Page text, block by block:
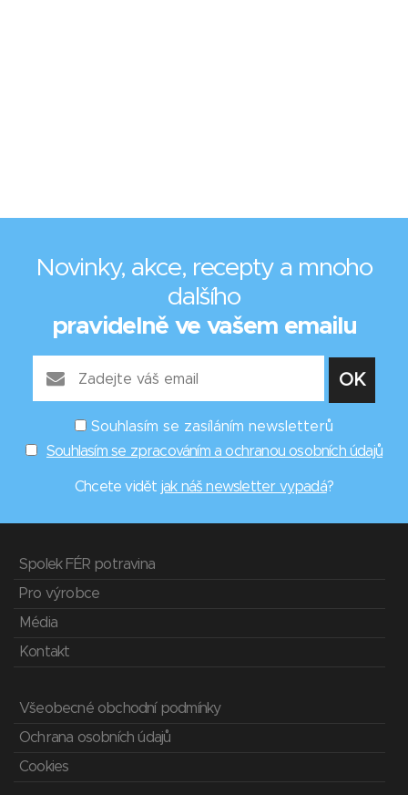
Novinky, akce, recepty a mnoho
dalšího
pravidelně ve vašem emailu
Souhlasím se zasíláním newsletterů
Souhlasím se zpracováním a ochranou osobních údajů
Chcete vidět jak náš newsletter vypadá?
Spolek FÉR potravina
Pro výrobce
Média
Kontakt
Všeobecné obchodní podmínky
Ochrana osobních údajů
Cookies